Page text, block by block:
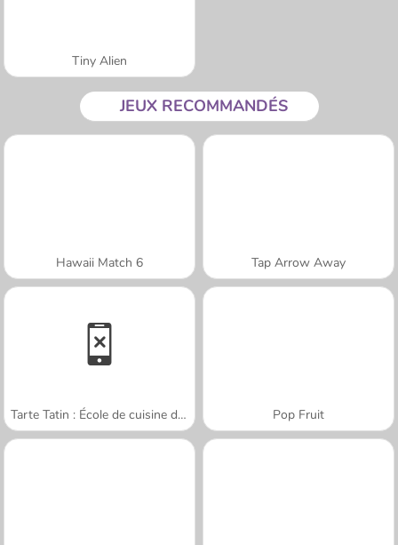
Tiny Alien
JEUX RECOMMANDÉS
Hawaii Match 6 Tap Arrow Away
Tarte Tatin : École de cuisine de Sara Pop Fruit